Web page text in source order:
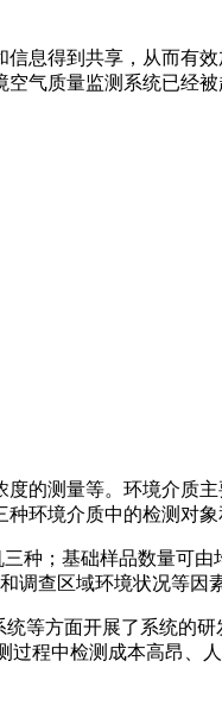
息得到共享，从而有
气质量监测系统已经
的测量等。环境介质
环境介质中的检测对象
种；基础样品数量可
调查区域环境状况等因
等方面开展了系统的
程中检测成本高昂、